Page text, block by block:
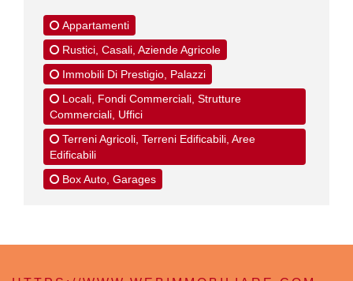
Appartamenti
Rustici, Casali, Aziende Agricole
Immobili Di Prestigio, Palazzi
Locali, Fondi Commerciali, Strutture
Commerciali, Uffici
Terreni Agricoli, Terreni Edificabili, Aree
Edificabili
Box Auto, Garages